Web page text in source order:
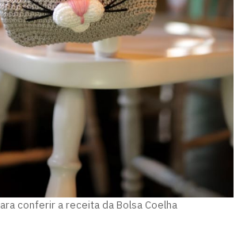
conferir a receita da Bolsa Coelha